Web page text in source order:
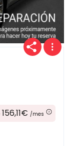
156,11€ /mes